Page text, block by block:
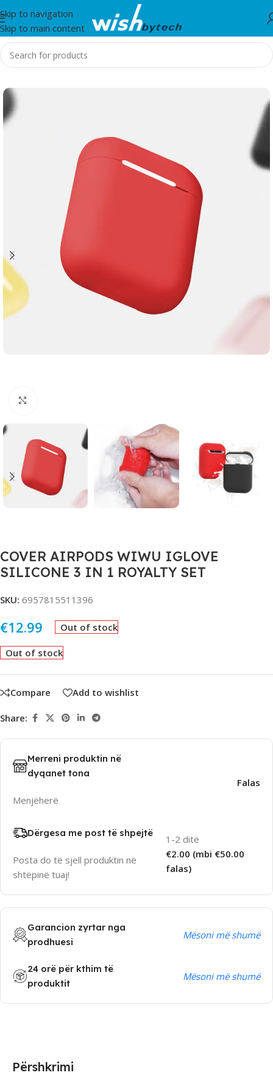
Skip to navigation
Skip to main content
Home/WiWu
COVER AIRPODS WIWU IGLOVE
SILICONE 3 IN 1 ROYALTY SET
SKU: 6957815511396
€12.99 Out of stock
Out of stock
Compare Add to wishlist
Share:
Merreni produktin në
dyqanet tona
Menjëherë
Falas
Dërgesa me post të shpejtë
Posta do të sjell produktin në
shtëpinë tuaj!
1-2 ditë
€2.00 (mbi €50.00
falas)
Garancion zyrtar nga
prodhuesi
Mësoni më shumë
24 orë për kthim të
produktit
Mësoni më shumë
Përshkrimi